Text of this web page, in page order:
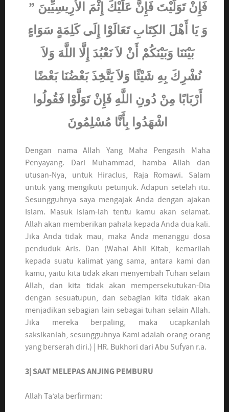
فَإِنْ تَوَلَّيْتَ فَإِنَّ عَلَيْكَ إِثْمَ الأَرِيسِيِّينَ ”
وَ يَا أَهْلَ الكِتَابِ تَعَالَوْا إِلَى كَلِمَةٍ سَوَاءٍ
بَيْنَنَا وَبَيْنَكُمْ أَنْ لاَ نَعْبُدَ إِلَّا اللَّهَ وَلاَ
نُشْرِكَ بِهِ شَيْئًا وَلاَ يَتَّخِذَ بَعْضُنَا بَعْضًا
أَرْبَابًا مِنْ دُونِ اللَّهِ فَإِنْ تَوَلَّوْا فَقُولُوا
اشْهَدُوا بِأَنَّا مُسْلِمُونَ
Dengan nama Allah Yang Maha Pengasih Maha
Penyayang. Dari Muhammad, hamba Allah dan
utusan-Nya, untuk Hiraclus, Raja Romawi. Salam
untuk yang mengikuti petunjuk. Adapun setelah itu.
Sesungguhnya saya mengajak Anda dengan ajakan
Islam. Masuk Islam-lah tentu kamu akan selamat.
Allah akan memberikan pahala kepada Anda dua kali.
Jika Anda tidak mau, maka Anda menanggu dosa
penduduk Aris. Dan (Wahai Ahli Kitab, kemarilah
kepada suatu kalimat yang sama, antara kami dan
kamu, yaitu kita tidak akan menyembah Tuhan selain
Allah, dan kita tidak akan mempersekutukan-Dia
dengan sesuatupun, dan sebagian kita tidak akan
menjadikan sebagian lain sebagai tuhan selain Allah.
Jika mereka berpaling, maka ucapkanlah
saksikanlah, sesungguhnya Kami adalah orang-orang
yang berserah diri.) | HR. Bukhori dari Abu Sufyan r.a.
3| SAAT MELEPAS ANJING PEMBURU
Allah Ta’ala berfirman: